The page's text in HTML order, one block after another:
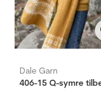
Dale Garn